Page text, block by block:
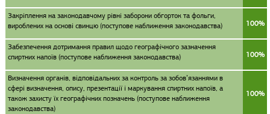
Закріплення на законодавчому рівні заборони обгорток та фольги,
вироблених на основі свинцю (поступове наближення законодавства)
100%
Забезпечення дотримання правил щодо географічного зазначення
спиртних напоїв (поступове наближення законодавства)
100%
Визначення органів, відповідальних за контроль за зобов’язаннями в
сфері визначення, опису, презентації і маркування спиртних напоїв, а
також захисту їх географічних позначень (поступове наближення
законодавства)
100%